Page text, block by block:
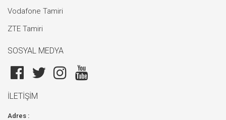
Vodafone Tamiri
ZTE Tamiri
SOSYAL MEDYA
İLETİŞİM
Adres :